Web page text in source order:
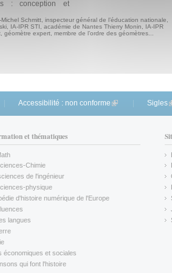
: conception et
Schmitt, inspecteur général de l’éducation nationale,
IA-IPR STI, académie de Nantes Thierry Monin, IA-IPR
expert, membre de l’ordre des géomètres...
Accessibilité : non conforme (link is external)
Sigles
et thématiques
Chimie
de l'ingénieur
physique
d'histoire numérique de l'Europe
langues
économiques et sociales
qui font l'histoire